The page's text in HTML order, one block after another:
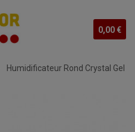
0,00 €
Humidificateur Rond Crystal Gel